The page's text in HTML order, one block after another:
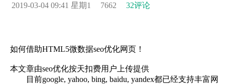
2019-03-04 09:41 星期1 7662 32评论
如何借助HTML5微数据seo优化网页！
本文章由seo优化按天扣费用户上传提供
目前google, yahoo, bing, baidu, yandex都已经支持丰富网